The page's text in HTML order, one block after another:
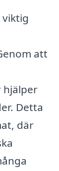
viktig
att
hjälper
Detta
där